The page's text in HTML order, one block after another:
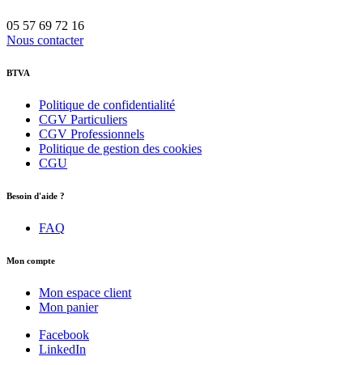
05 57 69 72 16
Nous contacter
BTVA
Politique de confidentialité
CGV Particuliers
CGV Professionnels
Politique de gestion des cookies
CGU
Besoin d'aide ?
FAQ
Mon compte
Mon espace client
Mon panier
Facebook
LinkedIn